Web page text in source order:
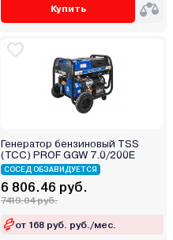
Купить
Генератор бензиновый TSS
(TCC) PROF GGW 7.0/200E
СОСЕД ОБЗАВИДУЕТСЯ
6 806.46 руб.
7419.04 руб.
от 168 руб. руб./мес.